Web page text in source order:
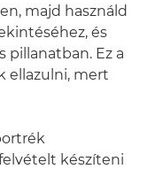
majd használd
és
pillanatban. Ez a
ellazulni, mert
készíteni